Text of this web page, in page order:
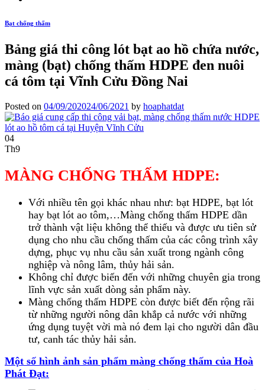
Bạt chống thấm
Bảng giá thi công lót bạt ao hồ chứa nước,
màng (bạt) chống thấm HDPE đen nuôi
cá tôm tại Vĩnh Cửu Đồng Nai
Posted on 04/09/202024/06/2021 by hoaphatdat
04
Th9
MÀNG CHỐNG THẤM HDPE:
Với nhiều tên gọi khác nhau như: bạt HDPE, bạt lót
hay bạt lót ao tôm,…Màng chống thấm HDPE dần
trở thành vật liệu không thể thiếu và được ưu tiên sử
dụng cho nhu cầu chống thấm của các công trình xây
dựng, phục vụ nhu cầu sản xuất trong ngành công
nghiệp và nông lâm, thủy hải sản.
Không chỉ được biến đến với những chuyên gia trong
lĩnh vực sản xuất dòng sản phẩm này.
Màng chống thấm HDPE còn được biết đến rộng rãi
từ những người nông dân khắp cả nước với những
ứng dụng tuyệt vời mà nó đem lại cho người dân đầu
tư, canh tác thủy hải sản.
Một số hình ảnh sản phẩm màng chống thấm của Hoà
Phát Đạt: